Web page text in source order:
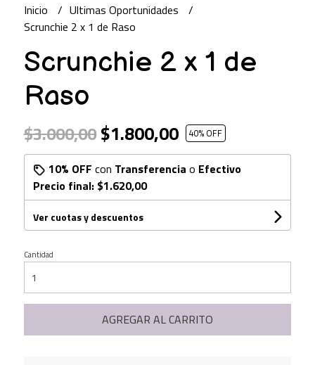
Inicio
Ultimas Oportunidades
Scrunchie 2 x 1 de Raso
Scrunchie 2 x 1 de
Raso
$3.000,00$1.800,00 40% OFF
10% OFF con Transferencia o Efectivo
Precio final: $1.620,00
Ver cuotas y descuentos
Cantidad
AGREGAR AL CARRITO